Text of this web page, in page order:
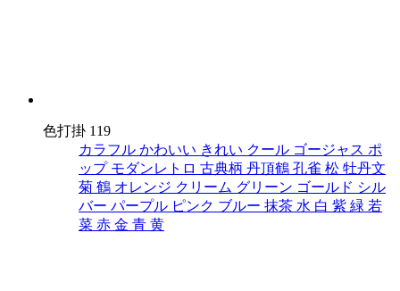
色打掛 119
カラフル かわいい きれい クール ゴージャス ポ
ップ モダンレトロ 古典柄 丹頂鶴 孔雀 松 牡丹文
菊 鶴 オレンジ クリーム グリーン ゴールド シル
バー パープル ピンク ブルー 抹茶 水 白 紫 緑 若
菜 赤 金 青 黄